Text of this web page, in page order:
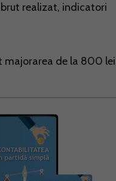
realizat, indicatori
majorarea de la 800